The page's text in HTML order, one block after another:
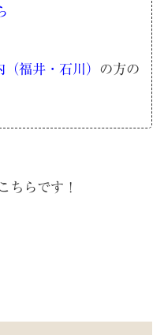
福井・石川） の方の
ちらです！